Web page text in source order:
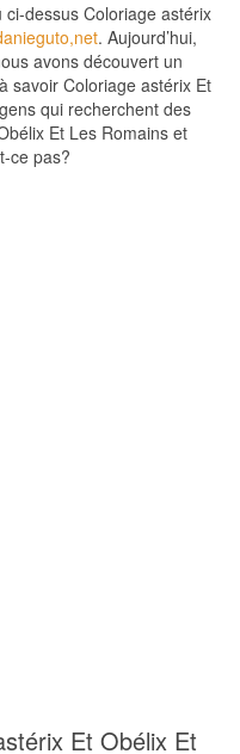
ci-dessus Coloriage astérix
. Aujourd’hui,
avons découvert un
savoir Coloriage astérix Et
qui recherchent des
Et Les Romains et
ce pas?
Et Obélix Et